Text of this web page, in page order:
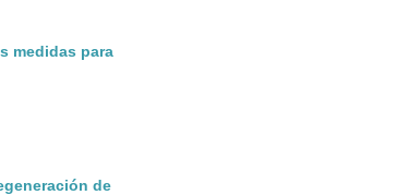
medidas para
de